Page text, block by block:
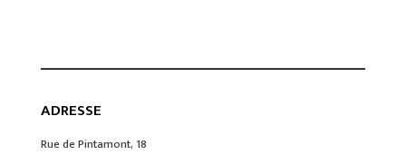
ADRESSE
Rue de Pintamont, 18